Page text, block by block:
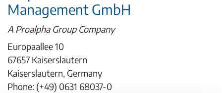
Management GmbH
A Proalpha Group Company
Europaallee 10
67657 Kaiserslautern
Kaiserslautern, Germany
Phone: (+49) 0631 68037-0